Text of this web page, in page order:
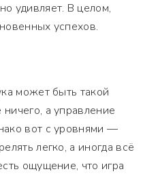
удивляет. В целом,
успехов.
может быть такой
а управление
вот с уровнями —
легко, а иногда всё
ощущение, что игра